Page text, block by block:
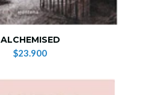
ALCHEMISED
$23.900